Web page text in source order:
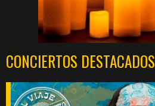
CONCIERTOS DESTACADOS